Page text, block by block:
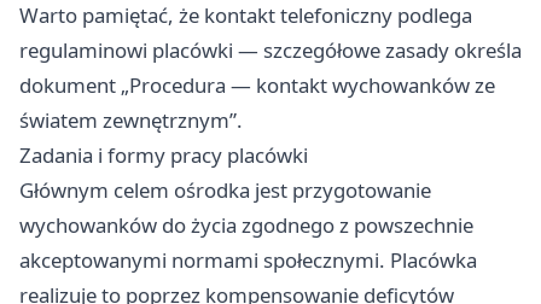
Warto pamiętać, że kontakt telefoniczny podlega
regulaminowi placówki — szczegółowe zasady określa
dokument „Procedura — kontakt wychowanków ze
światem zewnętrznym”.
Zadania i formy pracy placówki
Głównym celem ośrodka jest przygotowanie
wychowanków do życia zgodnego z powszechnie
akceptowanymi normami społecznymi. Placówka
realizuje to poprzez kompensowanie deficytów